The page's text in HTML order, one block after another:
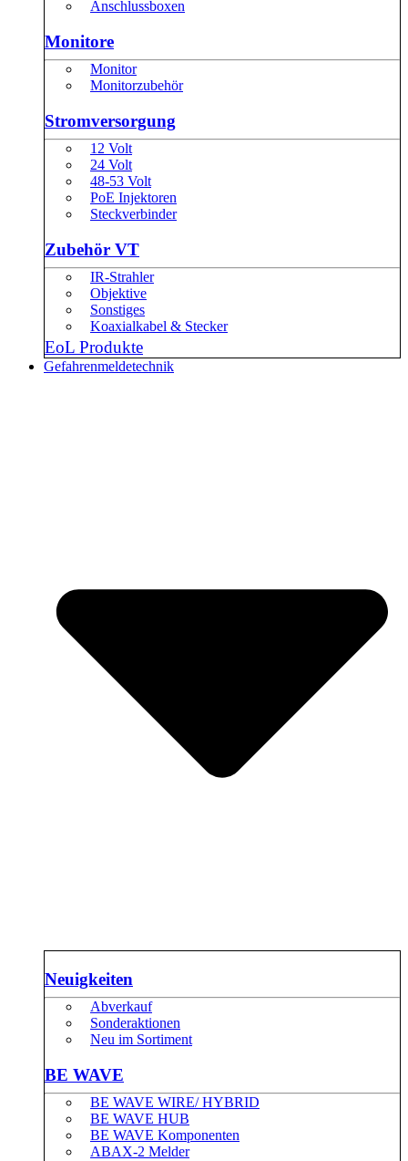
Anschlussboxen
Monitore
Monitor
Monitorzubehör
Stromversorgung
12 Volt
24 Volt
48-53 Volt
PoE Injektoren
Steckverbinder
Zubehör VT
IR-Strahler
Objektive
Sonstiges
Koaxialkabel & Stecker
EoL Produkte
Gefahrenmeldetechnik
Neuigkeiten
Abverkauf
Sonderaktionen
Neu im Sortiment
BE WAVE
BE WAVE WIRE/ HYBRID
BE WAVE HUB
BE WAVE Komponenten
ABAX-2 Melder